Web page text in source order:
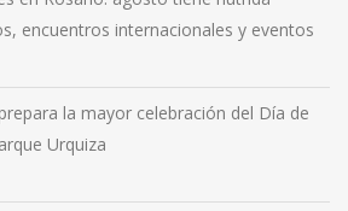
encuentros internacionales y eventos
la mayor celebración del Día de
Urquiza